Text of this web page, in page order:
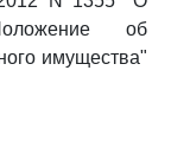
об
имущества"